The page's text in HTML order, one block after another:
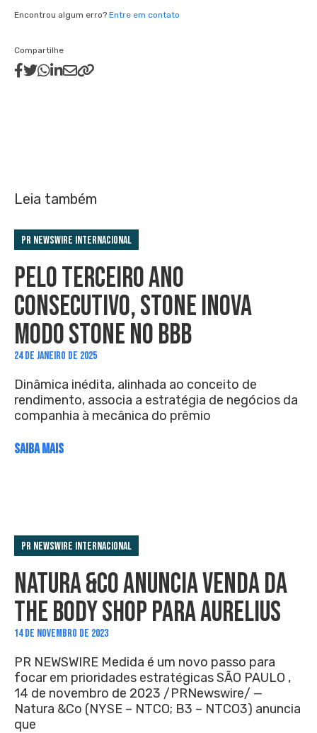
Encontrou algum erro? Entre em contato
Compartilhe
Leia também
PR Newswire Internacional
PELO TERCEIRO ANO
CONSECUTIVO, STONE INOVA
MODO STONE NO BBB
24 DE JANEIRO DE 2025
Dinâmica inédita, alinhada ao conceito de
rendimento, associa a estratégia de negócios da
companhia à mecânica do prêmio
SAIBA MAIS
PR Newswire Internacional
NATURA &CO ANUNCIA VENDA DA
THE BODY SHOP PARA AURELIUS
14 DE NOVEMBRO DE 2023
PR NEWSWIRE Medida é um novo passo para
focar em prioridades estratégicas SÃO PAULO ,
14 de novembro de 2023 /PRNewswire/ —
Natura &Co (NYSE – NTCO; B3 – NTCO3) anuncia
que